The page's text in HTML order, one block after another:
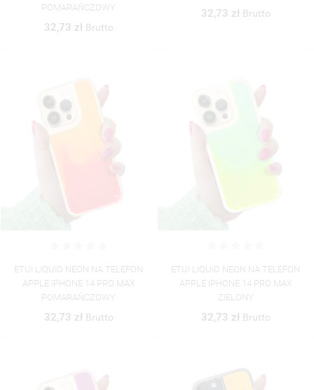
POMARAŃCZOWY
32,73 zł Brutto
32,73 zł Brutto
ETUI LIQUID NEON NA TELEFON
APPLE IPHONE 14 PRO MAX
POMARAŃCZOWY
32,73 zł Brutto
ETUI LIQUID NEON NA TELEFON
APPLE IPHONE 14 PRO MAX
ZIELONY
32,73 zł Brutto